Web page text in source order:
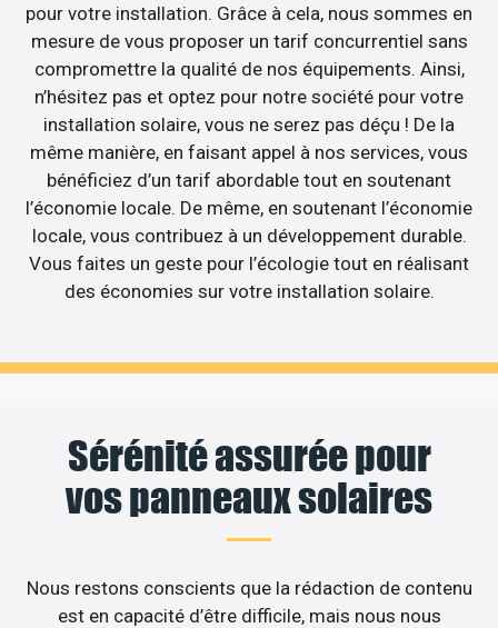
pour votre installation. Grâce à cela, nous sommes en
mesure de vous proposer un tarif concurrentiel sans
compromettre la qualité de nos équipements. Ainsi,
n’hésitez pas et optez pour notre société pour votre
installation solaire, vous ne serez pas déçu ! De la
même manière, en faisant appel à nos services, vous
bénéficiez d’un tarif abordable tout en soutenant
l’économie locale. De même, en soutenant l’économie
locale, vous contribuez à un développement durable.
Vous faites un geste pour l’écologie tout en réalisant
des économies sur votre installation solaire.
Sérénité assurée pour
vos panneaux solaires
Nous restons conscients que la rédaction de contenu
est en capacité d’être difficile, mais nous nous